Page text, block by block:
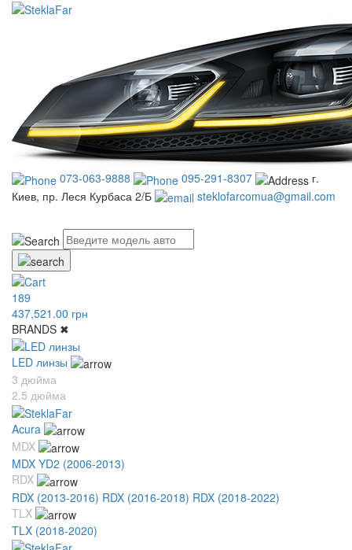
073-063-9888 095-291-8307
г.
Киев, пр. Леся Курбаса 2/Б
steklofarcomua@gmail.com
189
437,521.00 грн
BRANDS ✖
LED линзы
3 дюйма
2.5 дюйма
Acura
MDX
MDX YD2 (2006-2013)
RDX
RDX (2013-2016) RDX (2016-2018) RDX (2018-2022)
TLX
TLX (2018-2020)